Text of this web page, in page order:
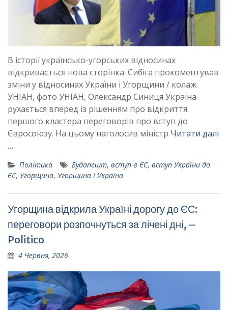
В історії українсько-угорських відносинах
відкривається нова сторінка. Сибіга прокоментував
зміни у відносинах України і Угорщини / колаж
УНІАН, фото УНІАН, Олександр Синиця Україна
рухається вперед із рішенням про відкриття
першого кластера переговорів про вступ до
Євросоюзу. На цьому наголосив міністр Читати далі
…
Політика Будапешт, вступ в ЄС, вступ України до
ЄС, Угорщина, Угорщина і Україна
Угорщина відкрила Україні дорогу до ЄС:
переговори розпочнуться за лічені дні, –
Politico
4 Червня, 2026